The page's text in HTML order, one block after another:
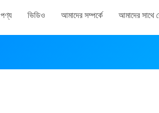
পণ্য ভিডিও আমাদের সম্পর্কে আমাদের সাথে